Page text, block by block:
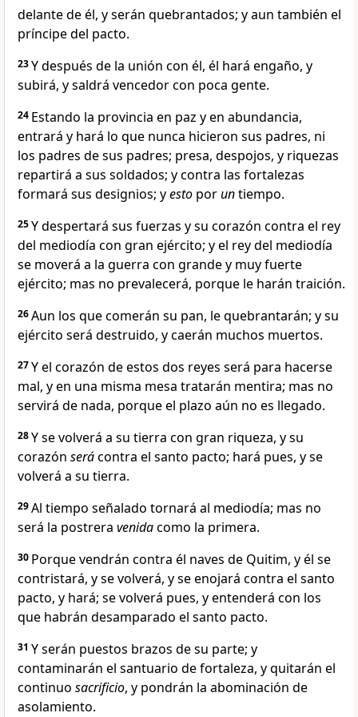
delante de él, y serán quebrantados; y aun también el
príncipe del pacto.
23Y después de la unión con él, él hará engaño, y
subirá, y saldrá vencedor con poca gente.
24 Estando la provincia en paz y en abundancia,
entrará y hará lo que nunca hicieron sus padres, ni
los padres de sus padres; presa, despojos, y riquezas
repartirá a sus soldados; y contra las fortalezas
formará sus designios; yesto poruntiempo.
25Y despertará sus fuerzas y su corazón contra el rey
del mediodía con gran ejército; y el rey del mediodía
se moverá a la guerra con grande y muy fuerte
ejército; mas no prevalecerá, porque le harán traición.
26Aun los que comerán su pan, le quebrantarán; y su
ejército será destruido, y caerán muchos muertos.
27Y el corazón de estos dos reyes será para hacerse
mal, y en una misma mesa tratarán mentira; mas no
servirá de nada, porque el plazo aún no es llegado.
28Y se volverá a su tierra con gran riqueza, y su
corazón serácontra el santo pacto; hará pues, y se
volverá a su tierra.
29Al tiempo señalado tornará al mediodía; mas no
será la postrera venidacomo la primera.
30 Porque vendrán contra él naves de Quitim, y él se
contristará, y se volverá, y se enojará contra el santo
pacto, y hará; se volverá pues, y entenderá con los
que habrán desamparado el santo pacto.
31 Y serán puestos brazos de su parte; y
contaminarán el santuario de fortaleza, y quitarán el
continuo sacrificio, y pondrán la abominación de
asolamiento.